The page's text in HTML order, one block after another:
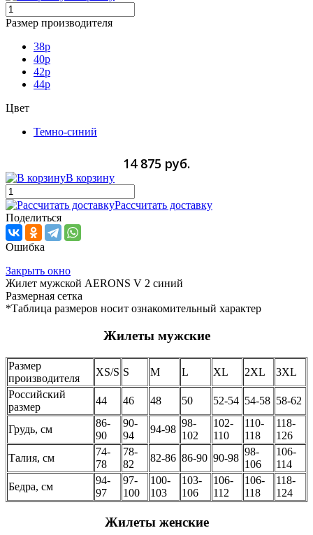
Размер производителя
38p
40p
42р
44p
Цвет
Темно-синий
14 875 руб.
В корзину
Рассчитать доставку
Поделиться
Ошибка
Закрыть окно
Жилет мужской AERONS V 2 синий
Размерная сетка
*Таблица размеров носит ознакомительный характер
Жилеты мужские
Размер
производителя
XS/S S M L XL 2XL
3XL
Российский
размер
44 46 48 50 52-54 54-58 58-62
Грудь, см
86-
90
90-
94
94-98
98-
102
102-
110
110-
118
118-
126
Талия, см
74-
78
78-
82
82-86 86-90 90-98
98-
106
106-
114
Бедра, см
94-
97
97-
100
100-
103
103-
106
106-
112
106-
118
118-
124
Жилеты женские